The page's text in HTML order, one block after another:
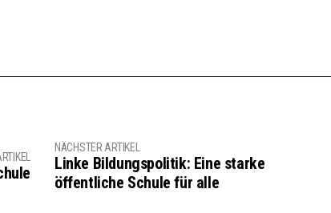
NÄCHSTER ARTIKEL
Linke Bildungspolitik: Eine starke
öffentliche Schule für alle